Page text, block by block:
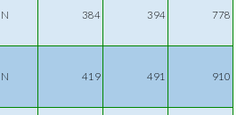
N 384 394 778
N 419 491 910